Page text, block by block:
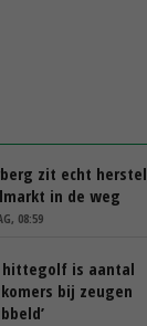
zit echt herstel
in de weg
08:59
hittegolf is aantal
bij zeugen